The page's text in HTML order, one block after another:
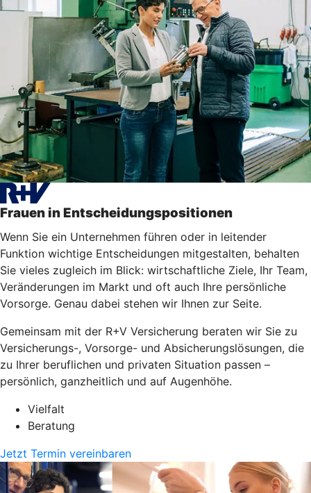
Frauen in Entscheidungspositionen
Wenn Sie ein Unternehmen führen oder in leitender
Funktion wichtige Entscheidungen mitgestalten, behalten
Sie vieles zugleich im Blick: wirtschaftliche Ziele, Ihr Team,
Veränderungen im Markt und oft auch Ihre persönliche
Vorsorge. Genau dabei stehen wir Ihnen zur Seite.
Gemeinsam mit der R+V Versicherung beraten wir Sie zu
Versicherungs-, Vorsorge- und Absicherungslösungen, die
zu Ihrer beruflichen und privaten Situation passen –
persönlich, ganzheitlich und auf Augenhöhe.
Vielfalt
Beratung
Jetzt Termin vereinbaren